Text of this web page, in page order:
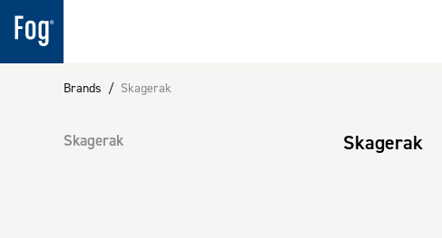
Brands / Skagerak
Skagerak Skagerak